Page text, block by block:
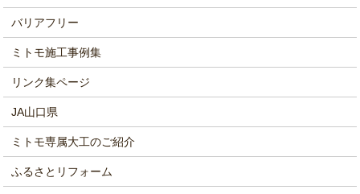
バリアフリー
ミトモ施工事例集
リンク集ページ
JA山口県
ミトモ専属大工のご紹介
ふるさとリフォーム